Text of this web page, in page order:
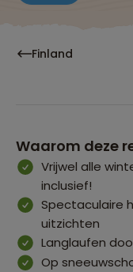
Finland
Waarom deze
Vrijwel alle
inclusief!
Spectaculaire
uitzichten
Langlaufen
Op